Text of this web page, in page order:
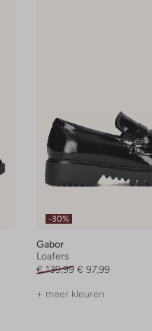
-30%
Gabor
Loafers
€ 139,99 € 97,99
+ meer kleuren